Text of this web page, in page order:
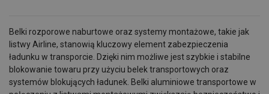
Belki rozporowe naburtowe oraz systemy montażowe, takie jak
listwy Airline, stanowią kluczowy element zabezpieczenia
ładunku w transporcie. Dzięki nim możliwe jest szybkie i stabilne
blokowanie towaru przy użyciu belek transportowych oraz
systemów blokujących ładunek. Belki aluminiowe transportowe w